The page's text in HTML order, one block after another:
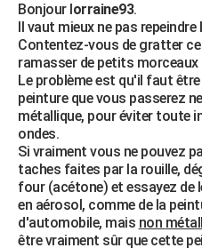
Bonjour lorraine93.
Il vaut mieux ne pas
Contentez-vous de gratter
ramasser de petits
Le problème est qu'il faut
peinture que vous passerez
métallique, pour éviter toute
ondes.
Si vraiment vous ne pouvez
taches faites par la rouille,
four (acétone) et essayez de
en aérosol, comme de la
d'automobile, mais non
être vraiment sûr que cette